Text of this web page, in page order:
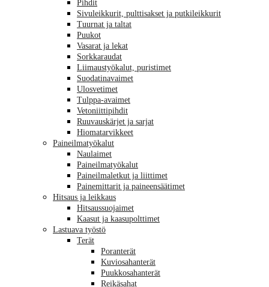
Pihdit
Sivuleikkurit, pulttisakset ja putkileikkurit
Tuurnat ja taltat
Puukot
Vasarat ja lekat
Sorkkaraudat
Liimaustyökalut, puristimet
Suodatinavaimet
Ulosvetimet
Tulppa-avaimet
Vetoniittipihdit
Ruuvauskärjet ja sarjat
Hiomatarvikkeet
Paineilmatyökalut
Naulaimet
Paineilmatyökalut
Paineilmaletkut ja liittimet
Painemittarit ja paineensäätimet
Hitsaus ja leikkaus
Hitsaussuojaimet
Kaasut ja kaasupolttimet
Lastuava työstö
Terät
Poranterät
Kuviosahanterät
Puukkosahanterät
Reikäsahat